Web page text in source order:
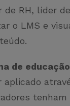
de RH, líder
o LMS e
de
aplicado